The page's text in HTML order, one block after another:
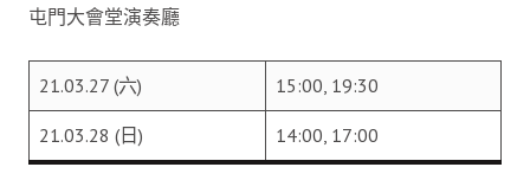
屯門大會堂演奏廳
21.03.27 (六) 15:00, 19:30
21.03.28 (日) 14:00, 17:00